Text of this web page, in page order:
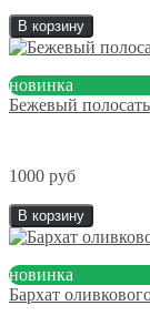
В корзину
новинка
Бежевый
1000 руб
В корзину
новинка
Бархат